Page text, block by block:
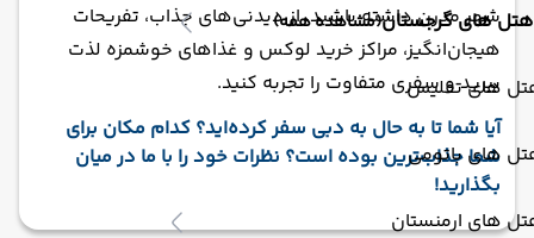
هتل های گرجستان(مشاهده همه)
های تفلیس
های باتومی
های ارمنستان
شهر مدرن داشته باشید. از دیدنی‌های جذاب، تفریحات
هیجان‌انگیز، مراکز خرید لوکس و غذاهای خوشمزه لذت
ببرید و سفری متفاوت را تجربه کنید.
آیا شما تا به حال به دبی سفر کرده‌اید؟ کدام مکان برای
شما جذاب‌ترین بوده است؟ نظرات خود را با ما در میان
بگذارید!